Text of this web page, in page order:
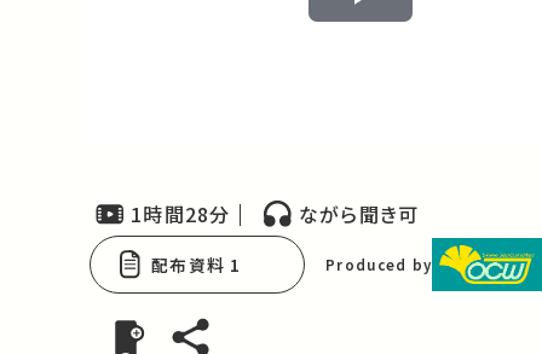
Play
1時間28分 ながら聞き可
配布資料 1 Produced by